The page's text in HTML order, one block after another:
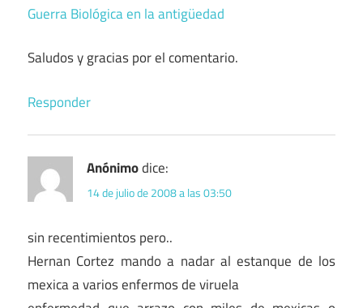
Guerra Biológica en la antigüedad
Saludos y gracias por el comentario.
Responder
Anónimodice:
14 de julio de 2008 a las 03:50
sin recentimientos pero..
Hernan Cortez mando a nadar al estanque de los
mexica a varios enfermos de viruela